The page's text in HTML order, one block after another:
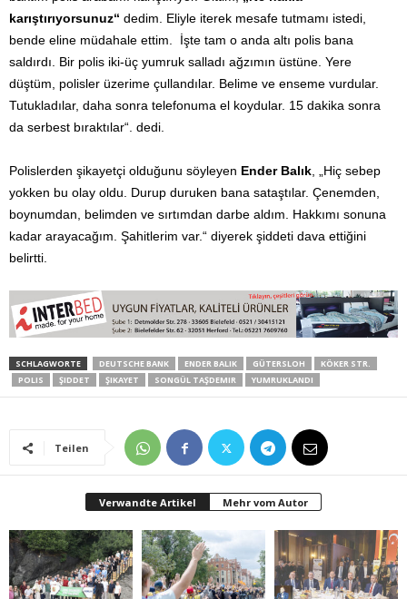
karıştırıyorsunuz“ dedim. Eliyle iterek mesafe tutmamı istedi,
bende eline müdahale ettim. İşte tam o anda altı polis bana
saldırdı. Bir polis iki-üç yumruk salladı ağzımın üstüne. Yere
düştüm, polisler üzerime çullandılar. Belime ve enseme vurdular.
Tutukladılar, daha sonra telefonuma el koydular. 15 dakika sonra
da serbest bıraktılar“. dedi.
Polislerden şikayetçi olduğunu söyleyen Ender Balık , „Hiç sebep
yokken bu olay oldu. Durup duruken bana sataştılar. Çenemden,
boynumdan, belimden ve sırtımdan darbe aldım. Hakkımı sonuna
kadar arayacağım. Şahitlerim var.“ diyerek şiddeti dava ettiğini
belirtti.
SCHLAGWORTE DEUTSCHE BANK ENDER BALIK GÜTERSLOH
KÖKER STR.
POLIS
ŞIDDET ŞIKAYET SONGÜL TAŞDEMIR YUMRUKLANDI
Teilen
Verwandte Artikel Mehr vom Autor